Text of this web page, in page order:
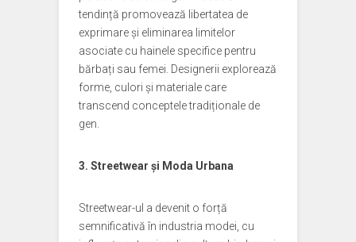
tendință promovează libertatea de
exprimare și eliminarea limitelor
asociate cu hainele specifice pentru
bărbați sau femei. Designerii explorează
forme, culori și materiale care
transcend conceptele tradiționale de
gen.
3. Streetwear și Moda Urbana
Streetwear-ul a devenit o forță
semnificativă în industria modei, cu